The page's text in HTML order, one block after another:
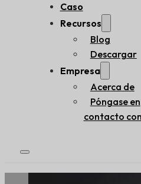
Caso
Recursos
Blog
Descargar
Empresa
Acerca de
Póngase en
contacto con